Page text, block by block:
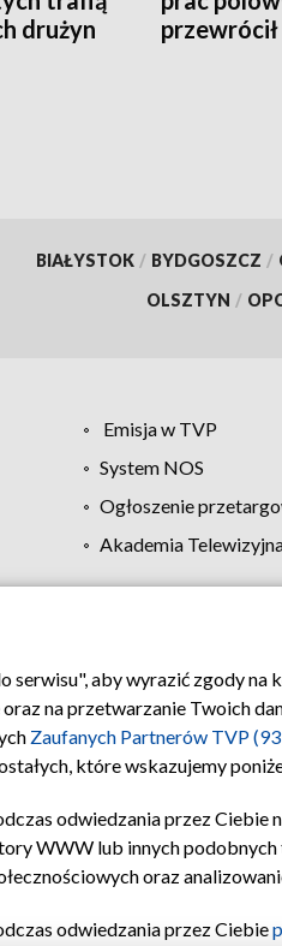
drużyn
BIAŁYSTOK / BYDGOSZCZ /
OLSZTYN /
Emisja w TVP
System NOS
Ogłoszenie
Akademia
Regulamin TVP
serwisu", aby wyrazić zgody
na przetwarzanie Twoich
Zaufanych Partnerów TVP
które wskazujemy
odwiedzania przez Ciebie
WWW lub innych
oraz
odwiedzania przez Ciebie